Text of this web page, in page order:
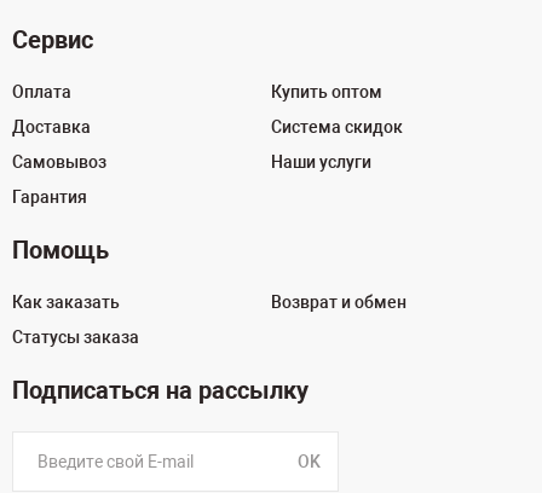
Сервис
Оплата
Доставка
Самовывоз
Гарантия
Купить оптом
Система скидок
Наши услуги
Помощь
Как заказать
Статусы заказа
Возврат и обмен
Подписаться на рассылку
OK